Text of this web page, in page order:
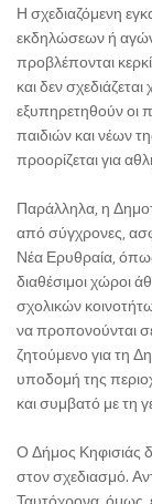
Η σχεδιαζόμενη
εκδηλώσεων ή
προβλέπονται
και δεν
εξυπηρετηθούν οι
παιδιών και νέων
προορίζεται για
Παράλληλα, η
από σύγχρονες,
Νέα Ερυθραία,
διαθέσιμοι χώροι
σχολικών
να προπονούνται
ζητούμενο για τη
υποδομή της
και συμβατό με τη
Ο Δήμος Κηφισιάς
στον σχεδιασμό.